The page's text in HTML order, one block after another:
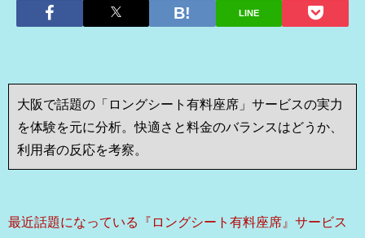
LINE
大阪で話題の「ロングシート有料座席」サービスの実力
を体験を元に分析。快適さと料金のバランスはどうか、
利用者の反応を考察。
最近話題になっている『ロングシート有料座席』サービス